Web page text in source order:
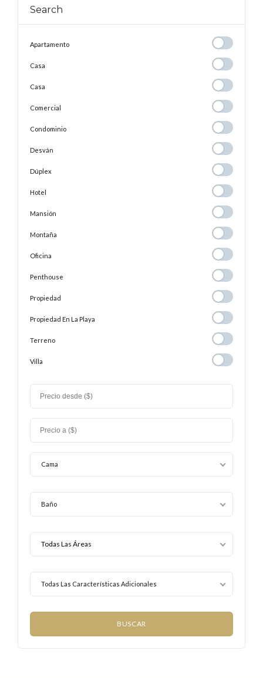
Search
Apartamento Apartamento
Casa
Casa
Comercial Comercial
Condominio Condominio
Desván
Dúplex
Hotel
Mansión
Montaña Montaña
Oficina
Penthouse Penthouse
Propiedad Propiedad
Propiedad En La Playa
Propiedad En
La
Playa
Terreno
Villa
Cama
Baño
Todas Las Características Adicionales